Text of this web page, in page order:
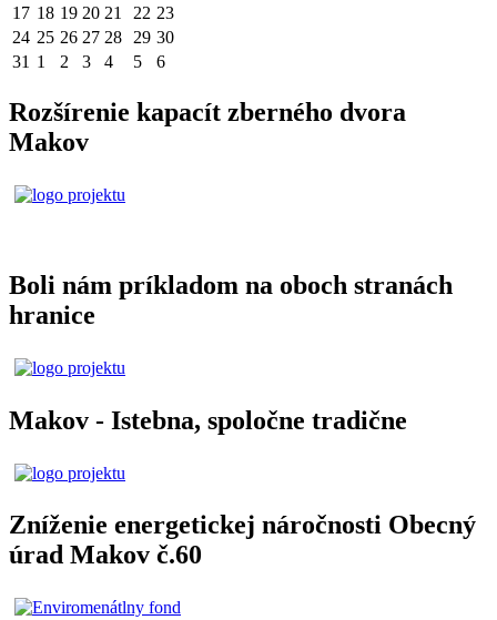
17 18 19 20 21 22 23
24 25 26 27 28 29 30
31 1 2 3 4 5 6
Rozšírenie kapacít zberného dvora
Makov
Boli nám príkladom na oboch stranách
hranice
Makov - Istebna, spoločne tradične
Zníženie energetickej náročnosti Obecný
úrad Makov č.60